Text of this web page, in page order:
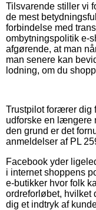
Tilsvarende stiller vi
de mest
forbindelse med
ombytningspolitik e-
afgørende, at man
man senere kan
lodning, om du
Trustpilot forærer
udforske en længere
den grund er det
anmeldelser af PL
Facebook yder
i internet shoppens
e-butikker hvor folk
ordreforløbet, hvilket
dig et indtryk af